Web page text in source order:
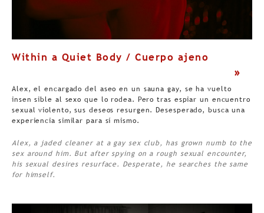
Within a Quiet Body / Cuerpo ajeno
Alex, el encargado del aseo en un sauna gay, se ha vuelto
insen sible al sexo que lo rodea. Pero tras espiar un encuentro
sexual violento, sus deseos resurgen. Desesperado, busca una
experiencia similar para sí mismo.
Alex, a jaded cleaner at a gay sex club, has grown numb to the
sex around him. But after spying on a rough sexual encounter,
his sexual desires resurface. Desperate, he searches the same
for himself.
>